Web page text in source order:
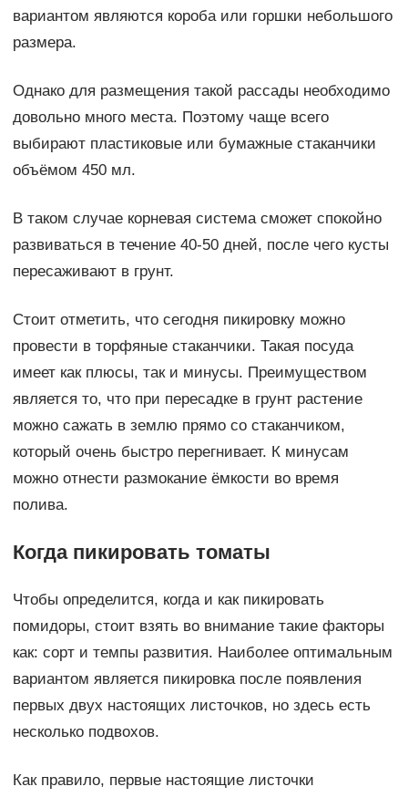
вариантом являются короба или горшки небольшого
размера.
Однако для размещения такой рассады необходимо
довольно много места. Поэтому чаще всего
выбирают пластиковые или бумажные стаканчики
объёмом 450 мл.
В таком случае корневая система сможет спокойно
развиваться в течение 40-50 дней, после чего кусты
пересаживают в грунт.
Стоит отметить, что сегодня пикировку можно
провести в торфяные стаканчики. Такая посуда
имеет как плюсы, так и минусы. Преимуществом
является то, что при пересадке в грунт растение
можно сажать в землю прямо со стаканчиком,
который очень быстро перегнивает. К минусам
можно отнести размокание ёмкости во время
полива.
Когда пикировать томаты
Чтобы определится, когда и как пикировать
помидоры, стоит взять во внимание такие факторы
как: сорт и темпы развития. Наиболее оптимальным
вариантом является пикировка после появления
первых двух настоящих листочков, но здесь есть
несколько подвохов.
Как правило, первые настоящие листочки